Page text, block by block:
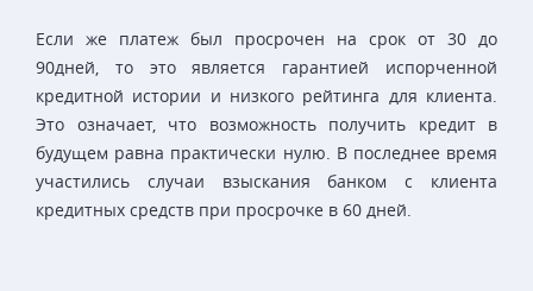
Если же платеж был просрочен на срок от 30 до
90дней, то это является гарантией испорченной
кредитной истории и низкого рейтинга для клиента.
Это означает, что возможность получить кредит в
будущем равна практически нулю. В последнее время
участились случаи взыскания банком с клиента
кредитных средств при просрочке в 60 дней.